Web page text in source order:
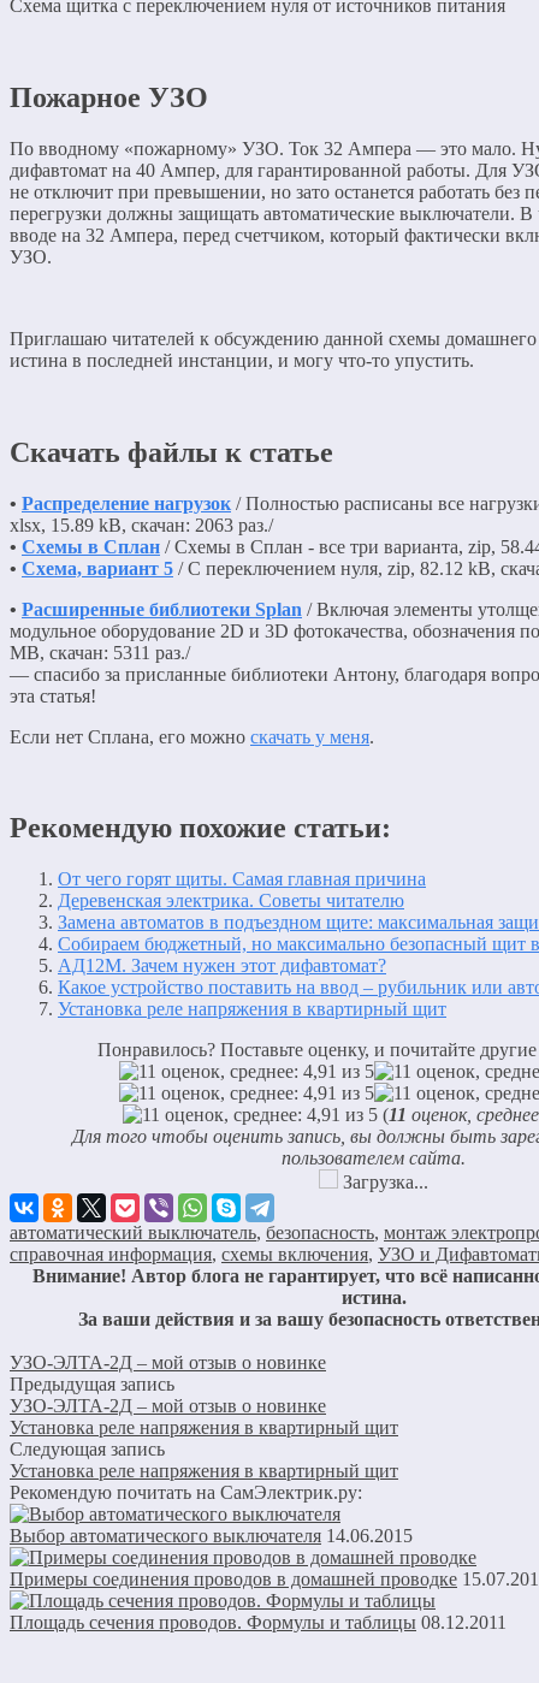
Схема щитка с переключением нуля от источников питания
Пожарное УЗО
По вводному «пожарному» УЗО. Ток 32 Ампера — это мало.
дифавтомат на 40 Ампер, для гарантированной работы. Для
не отключит при превышении, но зато останется работать без
перегрузки должны защищать автоматические выключатели. В
вводе на 32 Ампера, перед счетчиком, который фактически
УЗО.
Приглашаю читателей к обсуждению данной схемы домашнего
истина в последней инстанции, и могу что-то упустить.
Скачать файлы к статье
• Распределение нагрузок / Полностью расписаны все
xlsx, 15.89 kB, скачан: 2063 раз./
• Схемы в Сплан / Схемы в Сплан - все три варианта, zip,
• Схема, вариант 5 / С переключением нуля, zip, 82.12 kB,
• Расширенные библиотеки Splan / Включая элементы
модульное оборудование 2D и 3D фотокачества, обозначения
MB, скачан: 5311 раз./
— спасибо за присланные библиотеки Антону, благодаря
эта статья!
Если нет Сплана, его можно скачать у меня.
Рекомендую похожие статьи:
От чего горят щиты. Самая главная причина
Деревенская электрика. Советы читателю
Замена автоматов в подъездном щите: максимальная
Собираем бюджетный, но максимально безопасный щит
АД12М. Зачем нужен этот дифавтомат?
Какое устройство поставить на ввод – рубильник или
Установка реле напряжения в квартирный щит
Понравилось? Поставьте оценку, и почитайте другие
(11 оценок,
Для того чтобы оценить запись, вы должны быть
пользователем сайта.
Загрузка...
автоматический выключатель, безопасность, монтаж
справочная информация, схемы включения, УЗО и
Внимание! Автор блога не гарантирует, что всё
истина.
За ваши действия и за вашу безопасность
УЗО-ЭЛТА-2Д – мой отзыв о новинке
Предыдущая запись
УЗО-ЭЛТА-2Д – мой отзыв о новинке
Установка реле напряжения в квартирный щит
Следующая запись
Установка реле напряжения в квартирный щит
Рекомендую почитать на СамЭлектрик.ру:
Выбор автоматического выключателя 14.06.2015
Примеры соединения проводов в домашней проводке
Площадь сечения проводов. Формулы и таблицы 08.12.2011